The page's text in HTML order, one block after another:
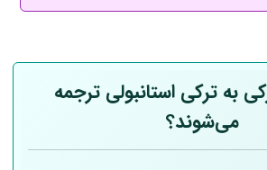
به ترکی استانبولی ترجمه
می‌شوند؟